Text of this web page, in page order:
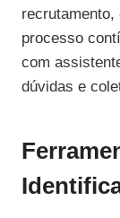
processo
com
dúvidas e